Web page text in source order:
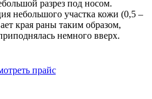
разрез под носом.
небольшого участка кожи (0,5 –
края раны таким образом,
немного вверх.
прайс